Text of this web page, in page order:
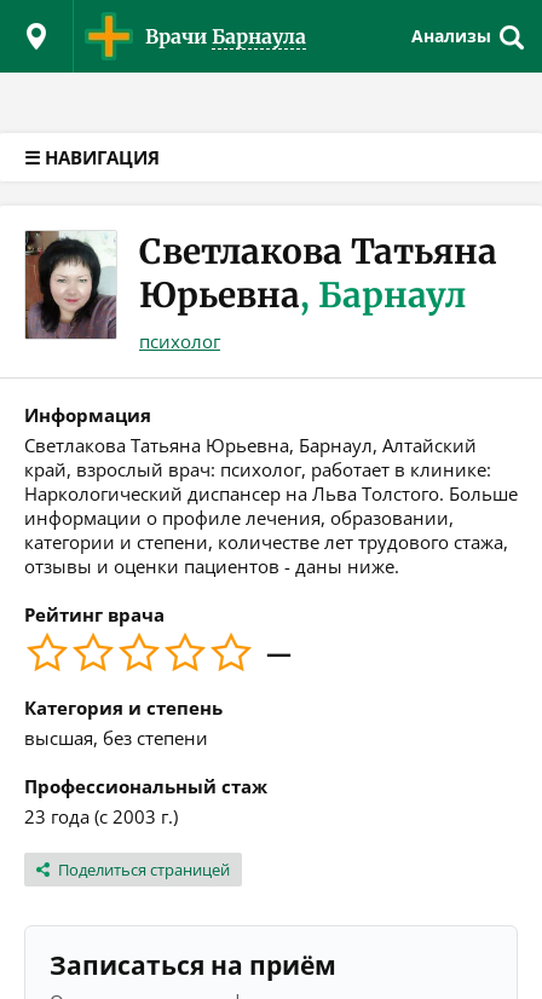
Врачи Барнаула Анализы
☰ НАВИГАЦИЯ
Светлакова Татьяна
Юрьевна, Барнаул
психолог
Информация
Светлакова Татьяна Юрьевна, Барнаул, Алтайский
край, взрослый врач: психолог, работает в клинике:
Наркологический диспансер на Льва Толстого. Больше
информации о профиле лечения, образовании,
категории и степени, количестве лет трудового стажа,
отзывы и оценки пациентов - даны ниже.
Рейтинг врача
—
Категория и степень
высшая, без степени
Профессиональный стаж
23 года (с 2003 г.)
Поделиться страницей
Записаться на приём